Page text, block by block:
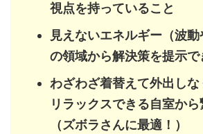
視点を持っていること
見えないエネルギー（波動
の領域から解決策を提示で
わざわざ着替えて外出し
リラックスできる自室か
（ズボラさんに最適！）